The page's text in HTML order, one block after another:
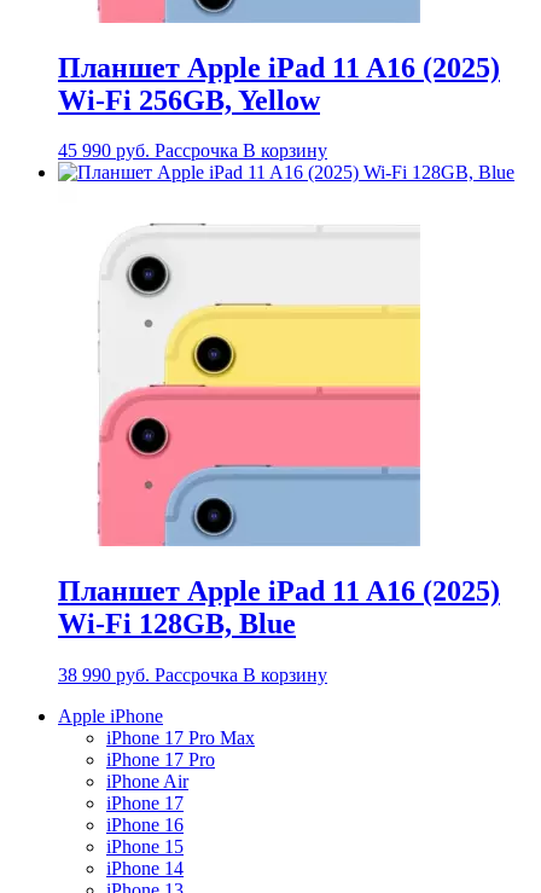
Планшет Apple iPad 11 A16 (2025)
Wi-Fi 256GB, Yellow
45 990 руб. Рассрочка В корзину
Планшет Apple iPad 11 A16 (2025)
Wi-Fi 128GB, Blue
38 990 руб. Рассрочка В корзину
Apple iPhone
iPhone 17 Pro Max
iPhone 17 Pro
iPhone Air
iPhone 17
iPhone 16
iPhone 15
iPhone 14